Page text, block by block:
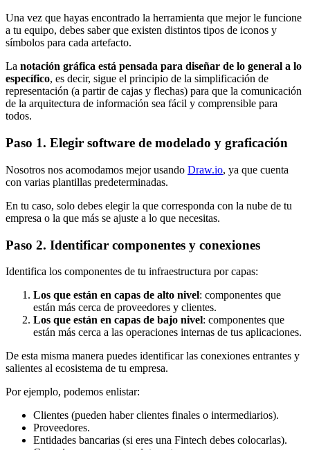
Una vez que hayas encontrado la herramienta que mejor le funcione
a tu equipo, debes saber que existen distintos tipos de iconos y
símbolos para cada artefacto.
La notación gráfica está pensada para diseñar de lo general a lo
específico, es decir, sigue el principio de la simplificación de
representación (a partir de cajas y flechas) para que la comunicación
de la arquitectura de información sea fácil y comprensible para
todos.
Paso 1. Elegir software de modelado y graficación
Nosotros nos acomodamos mejor usando Draw.io, ya que cuenta
con varias plantillas predeterminadas.
En tu caso, solo debes elegir la que corresponda con la nube de tu
empresa o la que más se ajuste a lo que necesitas.
Paso 2. Identificar componentes y conexiones
Identifica los componentes de tu infraestructura por capas:
Los que están en capas de alto nivel: componentes que
están más cerca de proveedores y clientes.
Los que están en capas de bajo nivel: componentes que
están más cerca a las operaciones internas de tus aplicaciones.
De esta misma manera puedes identificar las conexiones entrantes y
salientes al ecosistema de tu empresa.
Por ejemplo, podemos enlistar:
Clientes (pueden haber clientes finales o intermediarios).
Proveedores.
Entidades bancarias (si eres una Fintech debes colocarlas).